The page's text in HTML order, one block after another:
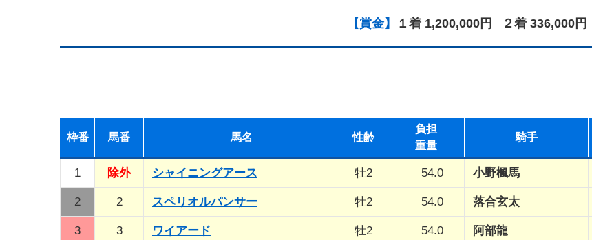
【賞金】 １着 1,200,000円 ２着 336,000円
枠番 馬番 馬名 性齢
負担
重量
騎手
1 除外 シャイニングアース 牡2 54.0 小野楓馬
2 2 スペリオルパンサー 牡2 54.0 落合玄太
3 3 ワイアード 牡2 54.0 阿部龍